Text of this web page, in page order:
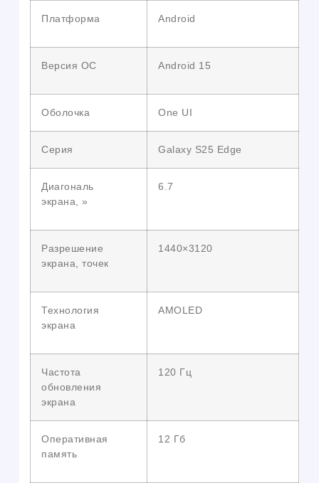
Платформа Android
Версия ОС Android 15
Оболочка One UI
Серия Galaxy S25 Edge
Диагональ
экрана, »
6.7
Разрешение
экрана, точек
1440×3120
Технология
экрана
AMOLED
Частота
обновления
экрана
120 Гц
Оперативная
память
12 Гб